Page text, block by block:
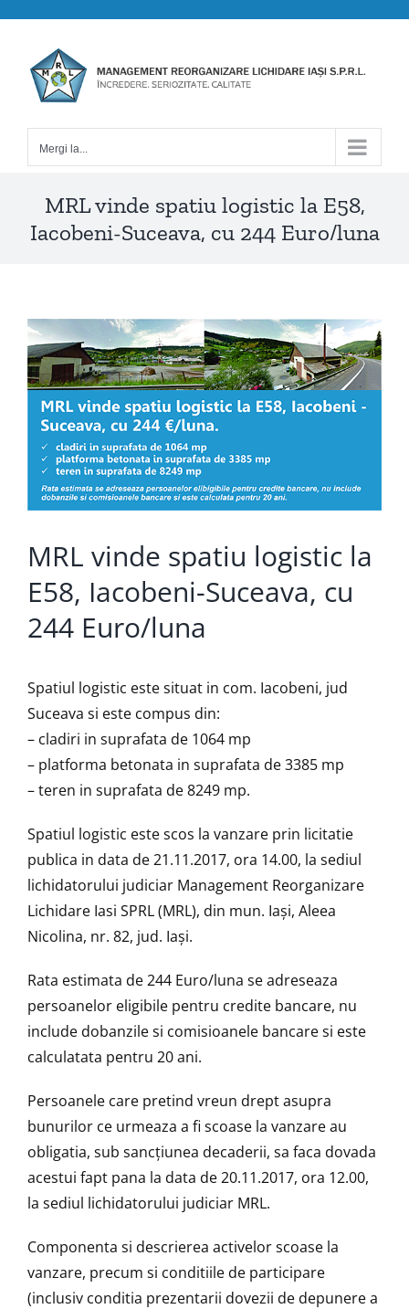
content
Mergi la...
MRL vinde spatiu logistic la E58,
Iacobeni-Suceava, cu 244 Euro/luna
View
Larger
Image
MRL vinde spatiu logistic la
E58, Iacobeni-Suceava, cu
244 Euro/luna
Spatiul logistic este situat in com. Iacobeni, jud
Suceava si este compus din:
– cladiri in suprafata de 1064 mp
– platforma betonata in suprafata de 3385 mp
– teren in suprafata de 8249 mp.
Spatiul logistic este scos la vanzare prin licitatie
publica in data de 21.11.2017, ora 14.00, la sediul
lichidatorului judiciar Management Reorganizare
Lichidare Iasi SPRL (MRL), din mun. Iași, Aleea
Nicolina, nr. 82, jud. Iași.
Rata estimata de 244 Euro/luna se adreseaza
persoanelor eligibile pentru credite bancare, nu
include dobanzile si comisioanele bancare si este
calculatata pentru 20 ani.
Persoanele care pretind vreun drept asupra
bunurilor ce urmeaza a fi scoase la vanzare au
obligatia, sub sancţiunea decaderii, sa faca dovada
acestui fapt pana la data de 20.11.2017, ora 12.00,
la sediul lichidatorului judiciar MRL.
Componenta si descrierea activelor scoase la
vanzare, precum si conditiile de participare
(inclusiv conditia prezentarii dovezii de depunere a